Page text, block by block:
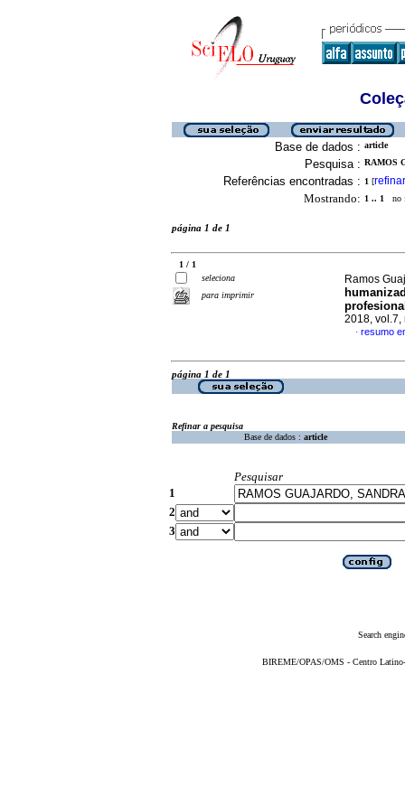
Base de dados : article
Pesquisa : RAMOS
Referências encontradas : 1 [refinar
Mostrando: 1 .. 1 no
página 1 de 1
1 / 1
seleciona
para imprimir
Ramos
2018, vol.7,
· resumo
página 1 de 1
Refinar a pesquisa
Base de dados : article
Pesquisar
1
2
3
Search
BIREME/OPAS/OMS - Centro Latino-